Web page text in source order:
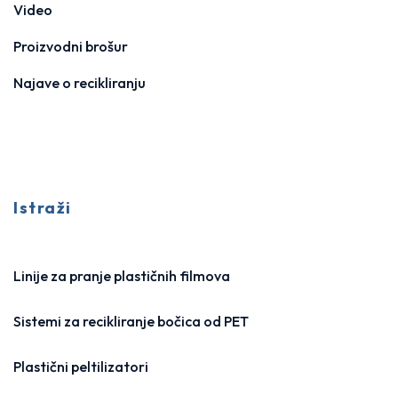
Video
Proizvodni brošur
Najave o recikliranju
Istraži
Linije za pranje plastičnih filmova
Sistemi za recikliranje bočica od PET
Plastični peltilizatori